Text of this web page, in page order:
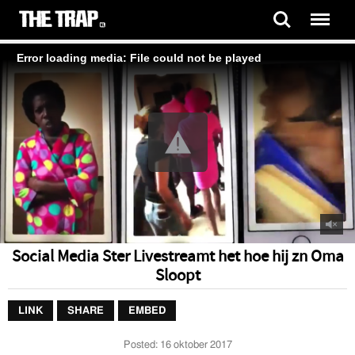
Error loading media: File could not be played
Social Media Ster Livestreamt het hoe hij zn Oma
Sloopt
LINK SHARE EMBED
Posted:16 oktober 2017